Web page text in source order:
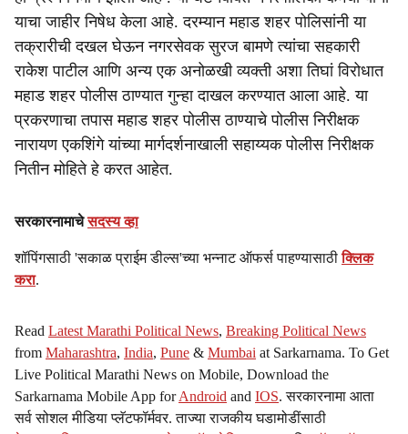
याचा जाहीर निषेध केला आहे. दरम्यान महाड शहर पोलिसांनी या
तक्रारीची दखल घेऊन नगरसेवक सुरज बामणे त्यांचा सहकारी
राकेश पाटील आणि अन्य एक अनोळखी व्यक्ती अशा तिघां विरोधात
महाड शहर पोलीस ठाण्यात गुन्हा दाखल करण्यात आला आहे. या
प्रकरणाचा तपास महाड शहर पोलीस ठाण्याचे पोलीस निरीक्षक
नारायण एकशिंगे यांच्या मार्गदर्शनाखाली सहाय्यक पोलीस निरीक्षक
नितीन मोहिते हे करत आहेत.
सरकारनामाचेसदस्य व्हा
शॉपिंगसाठी 'सकाळ प्राईम डील्स'च्या भन्नाट ऑफर्स पाहण्यासाठीक्लिक
करा.
Read Latest Marathi Political News, Breaking Political News
from Maharashtra, India, Pune & Mumbai at Sarkarnama. To Get
Live Political Marathi News on Mobile, Download the
Sarkarnama Mobile App forAndroid and IOS. सरकारनामा आता
सर्व सोशल मीडिया प्लॅटफॉर्मवर. ताज्या राजकीय घडामोडींसाठी